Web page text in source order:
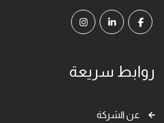
روابط سريعة
عن الشركة